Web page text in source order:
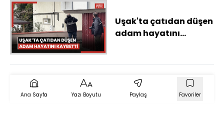
Uşak'ta çatıdan düşen
adam hayatını
Ana Sayfa Yazı Boyutu Paylaş Favoriler